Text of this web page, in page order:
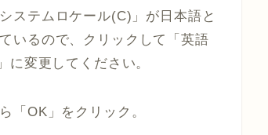
システムロケール(C)」が日本語と
いるので、クリックして「英語
に変更してください。
「OK」をクリック。